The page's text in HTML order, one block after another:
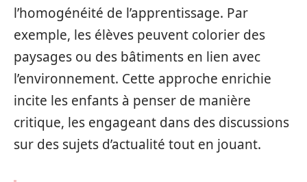
l’homogénéité de l’apprentissage. Par
exemple, les élèves peuvent colorier des
paysages ou des bâtiments en lien avec
l’environnement. Cette approche enrichie
incite les enfants à penser de manière
critique, les engageant dans des discussions
sur des sujets d’actualité tout en jouant.